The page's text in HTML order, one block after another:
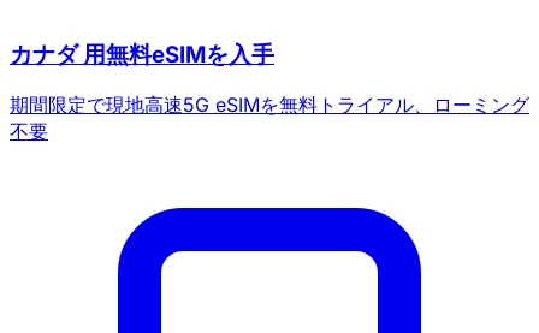
カナダ 用無料eSIMを入手
期間限定で現地高速5G eSIMを無料トライアル、ローミング
不要